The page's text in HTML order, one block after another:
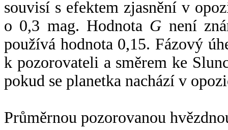
souvisí s efektem zjasnění v
o 0,3 mag. Hodnota G není
používá hodnota 0,15. Fázový
k pozorovateli a směrem ke
pokud se planetka nachází v
Průměrnou pozorovanou